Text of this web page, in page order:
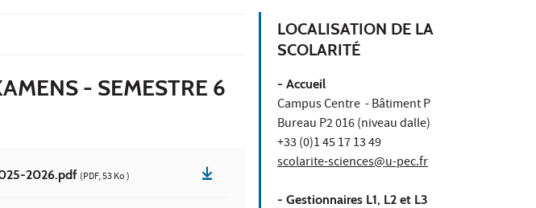
- SEMESTRE 6
2026.pdf (PDF, 53 Ko )
LOCALISATION DE LA
SCOLARITÉ
- Accueil
Campus Centre - Bâtiment P
Bureau P2 016 (niveau dalle)
+33 (0)1 45 17 13 49
scolarite-sciences@u-pec.fr
- Gestionnaires L1, L2 et L3